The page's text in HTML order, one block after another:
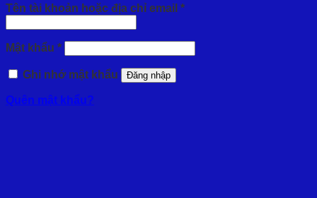
Tên tài khoản hoặc địa chỉ email *Bắt
Mật khẩu *Bắt
buộc
Ghi nhớ mật khẩu
Đăng nhập
Quên mật khẩu?